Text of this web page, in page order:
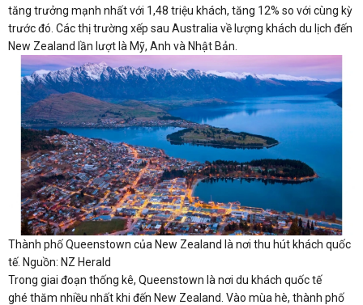
tăng trưởng mạnh nhất với 1,48 triệu khách, tăng 12% so với cùng kỳ
trước đó. Các thị trường xếp sau Australia về lượng khách du lịch đến
New Zealand lần lượt là Mỹ, Anh và Nhật Bản.
Thành phố Queenstown của New Zealand là nơi thu hút khách quốc
tế. Nguồn: NZ Herald
Trong giai đoạn thống kê, Queenstown là nơi du khách quốc tế
ghé thăm nhiều nhất khi đến New Zealand. Vào mùa hè, thành phố